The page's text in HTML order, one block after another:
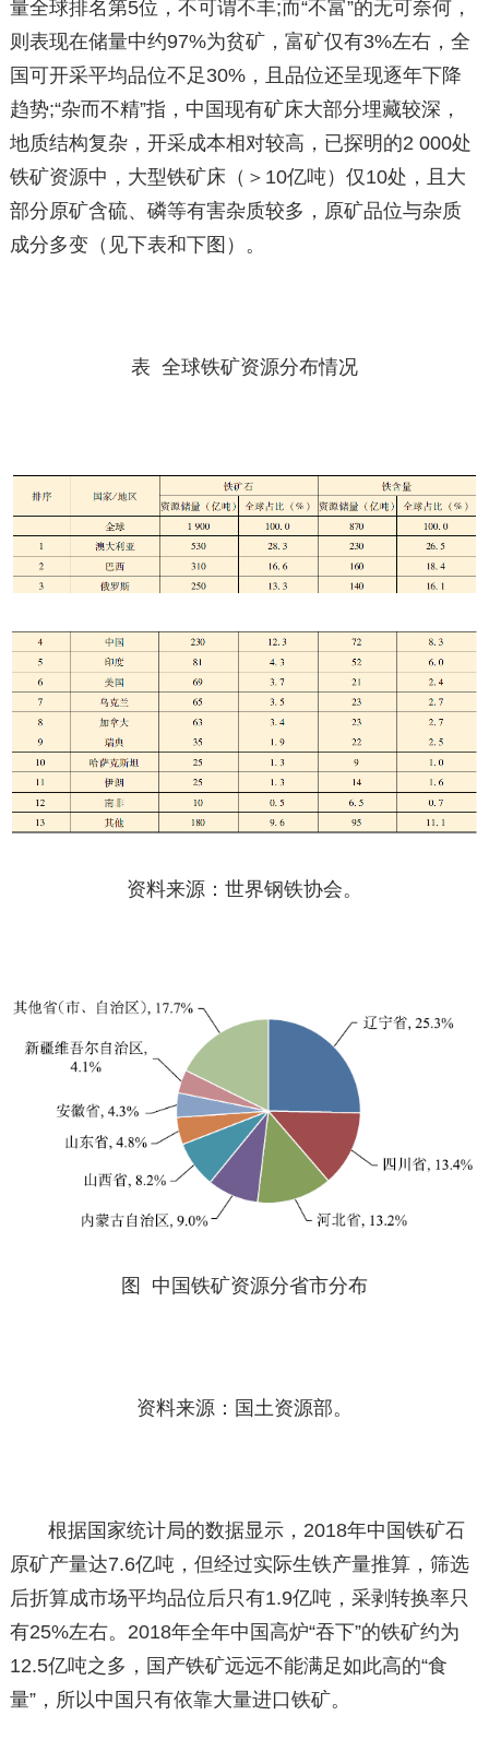
量全球排名第5位，不可谓不丰;而“不富”的无可奈何，
则表现在储量中约97%为贫矿，富矿仅有3%左右，全
国可开采平均品位不足30%，且品位还呈现逐年下降
趋势;“杂而不精”指，中国现有矿床大部分埋藏较深，
地质结构复杂，开采成本相对较高，已探明的2 000处
铁矿资源中，大型铁矿床（＞10亿吨）仅10处，且大
部分原矿含硫、磷等有害杂质较多，原矿品位与杂质
成分多变（见下表和下图）。
表 全球铁矿资源分布情况
资料来源：世界钢铁协会。
图 中国铁矿资源分省市分布
资料来源：国土资源部。
根据国家统计局的数据显示，2018年中国铁矿石
原矿产量达7.6亿吨，但经过实际生铁产量推算，筛选
后折算成市场平均品位后只有1.9亿吨，采剥转换率只
有25%左右。2018年全年中国高炉“吞下”的铁矿约为
12.5亿吨之多，国产铁矿远远不能满足如此高的“食
量”，所以中国只有依靠大量进口铁矿。